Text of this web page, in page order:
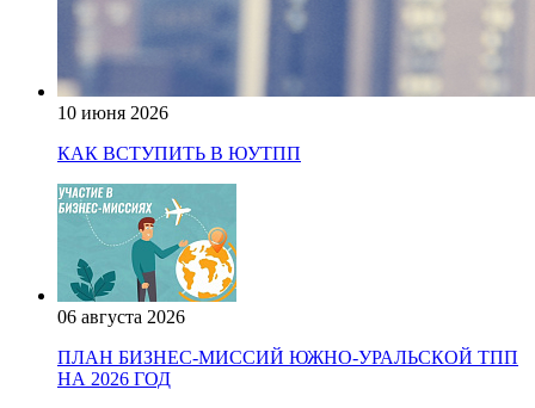
10 июня 2026
КАК ВСТУПИТЬ В ЮУТПП
06 августа 2026
ПЛАН БИЗНЕС-МИССИЙ ЮЖНО-УРАЛЬСКОЙ ТПП
НА 2026 ГОД